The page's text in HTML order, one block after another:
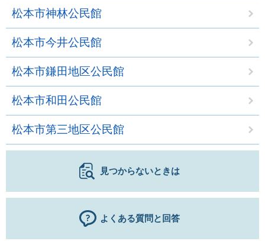
松本市神林公民館
松本市今井公民館
松本市鎌田地区公民館
松本市和田公民館
松本市第三地区公民館
見つからないときは
よくある質問と回答